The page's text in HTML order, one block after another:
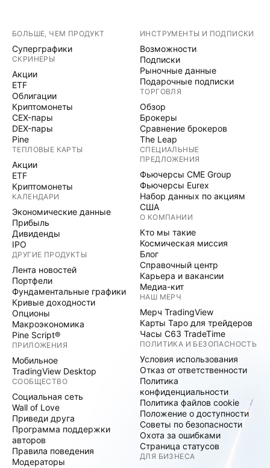
БОЛЬШЕ, ЧЕМ ПРОДУКТ
Суперграфики
СКРИНЕРЫ
Акции
ETF
Облигации
Криптомонеты
CEX-пары
DEX-пары
Pine
ТЕПЛОВЫЕ КАРТЫ
Акции
ETF
Криптомонеты
КАЛЕНДАРИ
Экономические данные
Прибыль
Дивиденды
IPO
ДРУГИЕ ПРОДУКТЫ
Лента новостей
Портфели
Фундаментальные графики
Кривые доходности
Опционы
Макроэкономика
Pine Script®
ПРИЛОЖЕНИЯ
Мобильное
TradingView Desktop
СООБЩЕСТВО
Социальная сеть
Wall of Love
Приведи друга
Программа поддержки
авторов
Правила поведения
Модераторы
ИНСТРУМЕНТЫ И ПОДПИСКИ
Возможности
Подписки
Рыночные данные
Подарочные подписки
ТОРГОВЛЯ
Обзор
Брокеры
Сравнение брокеров
The Leap
СПЕЦИАЛЬНЫЕ
ПРЕДЛОЖЕНИЯ
Фьючерсы CME Group
Фьючерсы Eurex
Набор данных по акциям
США
О КОМПАНИИ
Кто мы такие
Космическая миссия
Блог
Справочный центр
Карьера и вакансии
Медиа-кит
НАШ МЕРЧ
Мерч TradingView
Карты Таро для трейдеров
Часы C63 TradeTime
ПОЛИТИКА И БЕЗОПАСНОСТЬ
Условия использования
Отказ от ответственности
Политика
конфиденциальности
Политика файлов cookie
Положение о доступности
Советы по безопасности
Охота за ошибками
Страница статусов
ДЛЯ БИЗНЕСА